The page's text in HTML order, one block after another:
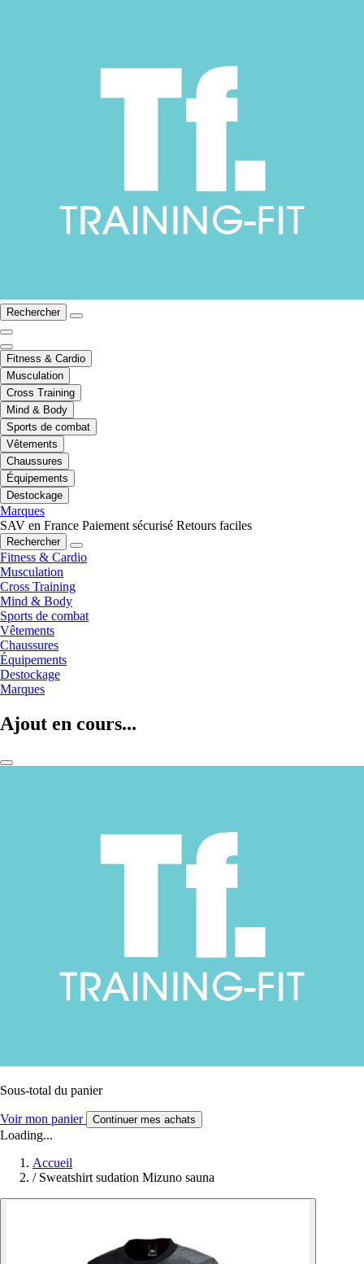
Rechercher
Fitness & Cardio
Musculation
Cross Training
Mind & Body
Sports de combat
Vêtements
Chaussures
Équipements
Destockage
Marques
SAV en France Paiement sécurisé Retours faciles
Rechercher
Fitness & Cardio
Musculation
Cross Training
Mind & Body
Sports de combat
Vêtements
Chaussures
Équipements
Destockage
Marques
Ajout en cours...
Sous-total du panier
Voir mon panier Continuer mes achats
Loading...
Accueil
/ Sweatshirt sudation Mizuno sauna